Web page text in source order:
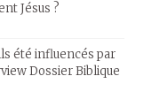
Jésus ?
été influencés par
Dossier Biblique